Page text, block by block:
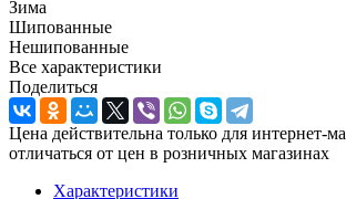
Зима
Шипованные
Нешипованные
Все характеристики
Поделиться
Цена действительна только для интернет-
отличаться от цен в розничных магазинах
Характеристики